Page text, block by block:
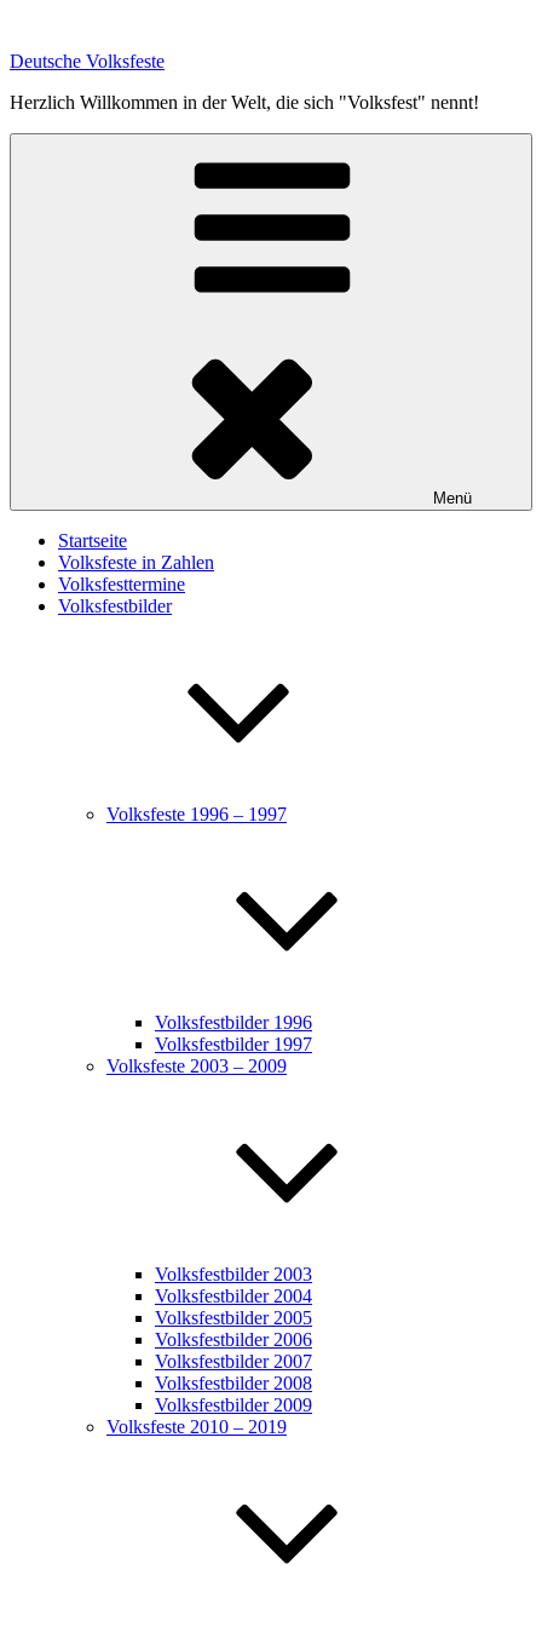
springen
Deutsche Volksfeste
Herzlich Willkommen in der Welt, die sich "Volksfest" nennt!
Menü
Startseite
Volksfeste in Zahlen
Volksfesttermine
Volksfestbilder
Volksfeste 1996 – 1997
Volksfestbilder 1996
Volksfestbilder 1997
Volksfeste 2003 – 2009
Volksfestbilder 2003
Volksfestbilder 2004
Volksfestbilder 2005
Volksfestbilder 2006
Volksfestbilder 2007
Volksfestbilder 2008
Volksfestbilder 2009
Volksfeste 2010 – 2019